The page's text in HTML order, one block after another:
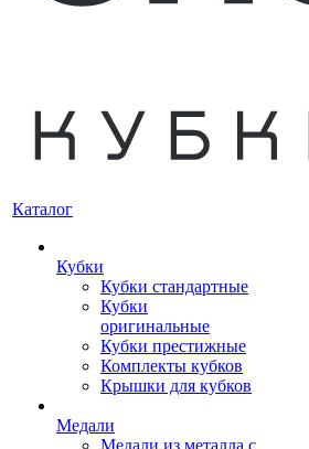
Каталог
Кубки
Кубки стандартные
Кубки
оригинальные
Кубки престижные
Комплекты кубков
Крышки для кубков
Медали
Медали из металла с